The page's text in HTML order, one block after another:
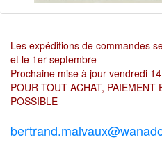
Les expéditions de commandes
et le 1er septembre
Prochaine mise à jour vendredi
POUR TOUT ACHAT, PAIEMENT
POSSIBLE